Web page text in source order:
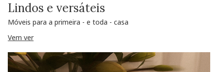
Lindos e versáteis
Móveis para a primeira - e toda - casa
Vem ver